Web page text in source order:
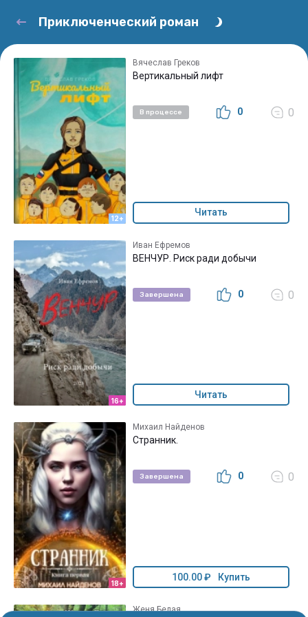
Приключенческий роман
12+
Вячеслав Греков
Вертикальный лифт
В процессе 0 0
Читать
16+
Иван Ефремов
ВЕНЧУР. Риск ради добычи
Завершена 0 0
Читать
18+
Михаил Найденов
Странник.
Завершена 0 0
100.00 ₽ Купить
Женя Белая